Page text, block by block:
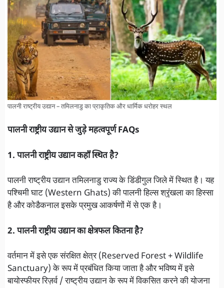
पालनी राष्ट्रीय उद्यान – तमिलनाडु का प्राकृतिक और धार्मिक धरोहर स्थल
पालनी राष्ट्रीय उद्यान से जुड़े महत्वपूर्ण FAQs
1. पालनी राष्ट्रीय उद्यान कहाँ स्थित है?
पालनी राष्ट्रीय उद्यान तमिलनाडु राज्य के डिंडीगुल जिले में स्थित है। यह
पश्चिमी घाट (Western Ghats) की पालनी हिल्स श्रृंखला का हिस्सा
है और कोडैकनाल इसके प्रमुख आकर्षणों में से एक है।
2. पालनी राष्ट्रीय उद्यान का क्षेत्रफल कितना है?
वर्तमान में इसे एक संरक्षित क्षेत्र (Reserved Forest + Wildlife
Sanctuary) के रूप में प्रबंधित किया जाता है और भविष्य में इसे
बायोस्फीयर रिज़र्व / राष्ट्रीय उद्यान के रूप में विकसित करने की योजना